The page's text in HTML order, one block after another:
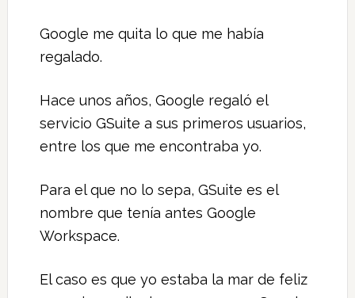
Google me quita lo que me había
regalado.
Hace unos años, Google regaló el
servicio GSuite a sus primeros usuarios,
entre los que me encontraba yo.
Para el que no lo sepa, GSuite es el
nombre que tenía antes Google
Workspace.
El caso es que yo estaba la mar de feliz